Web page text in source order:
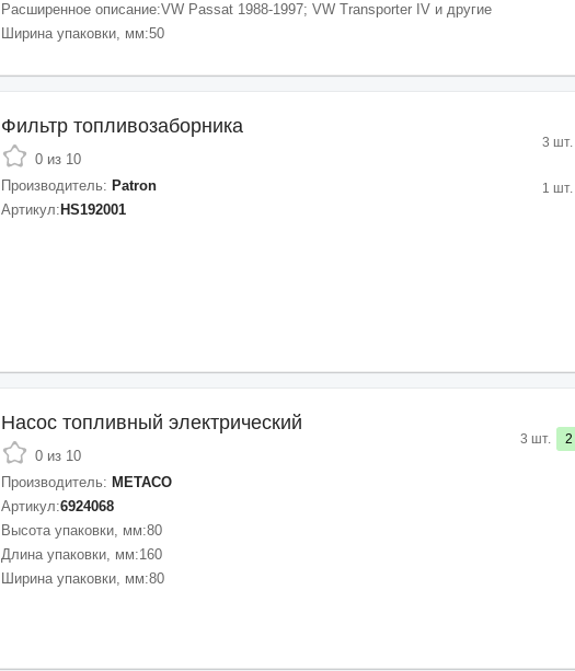
Расширенное описание:VW Passat 1988-1997; VW Transporter IV и другие
Ширина упаковки, мм:50
Фильтр топливозаборника
0 из 10
Производитель: Patron
Артикул: HS192001
3 шт.
1 шт.
Насос топливный электрический
0 из 10
Производитель: METACO
Артикул:6924068
Высота упаковки, мм:80
Длина упаковки, мм:160
Ширина упаковки, мм:80
3 шт. 2